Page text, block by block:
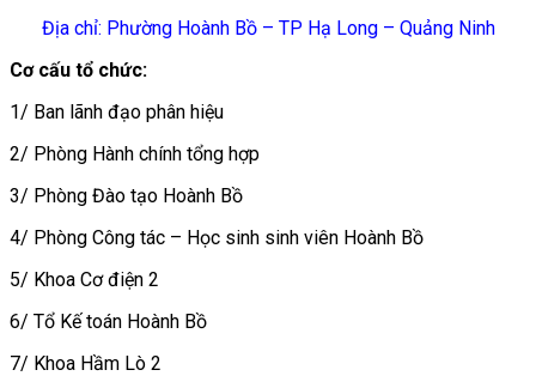
Địa chỉ: Phường Hoành Bồ – TP Hạ Long – Quảng Ninh
Cơ cấu tổ chức:
1/ Ban lãnh đạo phân hiệu
2/ Phòng Hành chính tổng hợp
3/ Phòng Đào tạo Hoành Bồ
4/ Phòng Công tác – Học sinh sinh viên Hoành Bồ
5/ Khoa Cơ điện 2
6/ Tổ Kế toán Hoành Bồ
7/ Khoa Hầm Lò 2